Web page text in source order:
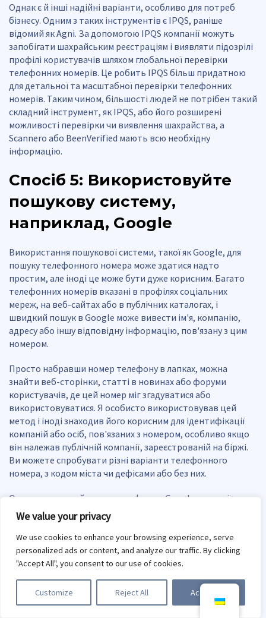
We value your privacy
We use cookies to enhance your browsing experience, serve
personalized ads or content, and analyze our traffic. By clicking
"Accept All", you consent to our use of cookies.
Customize Reject All Accept All
Однак є й інші надійні варіанти, особливо для потреб
бізнесу. Одним з таких інструментів є IPQS, раніше
відомий як Agni. За допомогою IPQS компанії можуть
запобігати шахрайським реєстраціям і виявляти підозрілі
профілі користувачів шляхом глобальної перевірки
телефонних номерів. Це робить IPQS більш придатною
для детальної та масштабної перевірки телефонних
номерів. Таким чином, більшості людей не потрібен такий
складний інструмент, як IPQS, або його розширені
можливості перевірки чи виявлення шахрайства, а
Scannero або BeenVerified мають всю необхідну
інформацію.
Спосіб 5: Використовуйте
пошукову систему,
наприклад, Google
Використання пошукової системи, такої як Google, для
пошуку телефонного номера може здатися надто
простим, але іноді це може бути дуже корисним. Багато
телефонних номерів вказані в профілях соціальних
мереж, на веб-сайтах або в публічних каталогах, і
швидкий пошук в Google може вивести ім'я, компанію,
адресу або іншу відповідну інформацію, пов'язану з цим
номером.
Просто набравши номер телефону в лапках, можна
знайти веб-сторінки, статті в новинах або форуми
користувачів, де цей номер міг згадуватися або
використовуватися. Я особисто використовував цей
метод і іноді знаходив його корисним для ідентифікації
компаній або осіб, пов'язаних з номером, особливо якщо
він належав публічній компанії, зареєстрованій на біржі.
Ви можете спробувати різні варіанти телефонного
номера, з кодом міста чи дефісами або без них.
Однак зворотний пошук телефону в Google має свої
обмеження, оскільки приватні або незареєстровані
номери не з'являться в результатах пошуку. Крім того,
іноді Google показує нерелевантні сторінки або
результати, заховані за платними стінами, вимагаючи від
вас використання платних послуг для повного доступу, і
точну інформацію.